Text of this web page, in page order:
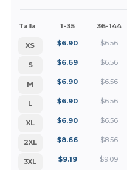
Talla 1-35 36-144
XS $6.90 $6.56
S
$6.69 $6.56
M
$6.90 $6.56
L
$6.90 $6.56
XL
$6.90 $6.56
2XL
$8.66 $8.56
3XL
$9.19 $9.09